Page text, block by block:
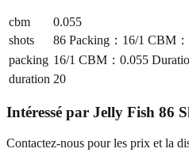
cbm
0.055
shots
86 Packing：16/1 CBM
packing 16/1 CBM：0.055
duration 20
Intéressé par Jelly Fish 86
Contactez-nous pour les prix et la